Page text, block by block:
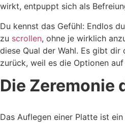
wirkt, entpuppt sich als
Du kennst das Gefühl: Endlos
zu scrollen, ohne je wirklich
diese Qual der Wahl. Es gibt
zurück, weil es die Optionen
Die Zeremonie
Das Auflegen einer Platte ist